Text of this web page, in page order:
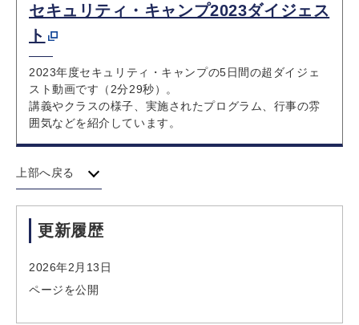
セキュリティ・キャンプ2023ダイジェス
ト
2023年度セキュリティ・キャンプの5日間の超ダイジェ
スト動画です（2分29秒）。
講義やクラスの様子、実施されたプログラム、行事の雰
囲気などを紹介しています。
上部へ戻る
更新履歴
2026年2月13日
ページを公開